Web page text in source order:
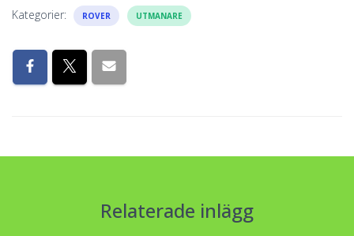
Kategorier: ROVER UTMANARE
Relaterade inlägg